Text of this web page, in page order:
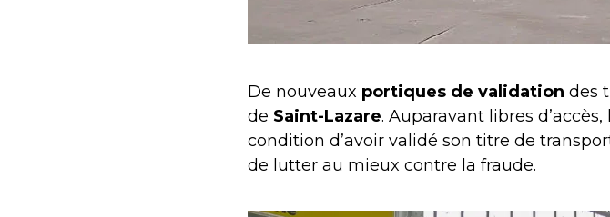
De nouveaux portiques de validation des
de Saint-Lazare. Auparavant libres
condition d’avoir validé son titre de
de lutter au mieux contre la fraude.